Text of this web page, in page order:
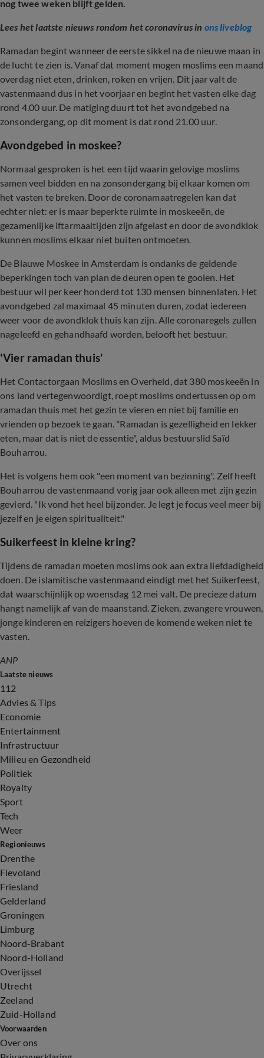
nog twee weken blijft gelden.
Lees het laatste nieuws rondom het coronavirus in ons liveblog
Ramadan begint wanneer de eerste sikkel na de nieuwe maan in
de lucht te zien is. Vanaf dat moment mogen moslims een maand
overdag niet eten, drinken, roken en vrijen. Dit jaar valt de
vastenmaand dus in het voorjaar en begint het vasten elke dag
rond 4.00 uur. De matiging duurt tot het avondgebed na
zonsondergang, op dit moment is dat rond 21.00 uur.
Avondgebed in moskee?
Normaal gesproken is het een tijd waarin gelovige moslims
samen veel bidden en na zonsondergang bij elkaar komen om
het vasten te breken. Door de coronamaatregelen kan dat
echter niet: er is maar beperkte ruimte in moskeeën, de
gezamenlijke iftarmaaltijden zijn afgelast en door de avondklok
kunnen moslims elkaar niet buiten ontmoeten.
De Blauwe Moskee in Amsterdam is ondanks de geldende
beperkingen toch van plan de deuren open te gooien. Het
bestuur wil per keer honderd tot 130 mensen binnenlaten. Het
avondgebed zal maximaal 45 minuten duren, zodat iedereen
weer voor de avondklok thuis kan zijn. Alle coronaregels zullen
nageleefd en gehandhaafd worden, belooft het bestuur.
'Vier ramadan thuis'
Het Contactorgaan Moslims en Overheid, dat 380 moskeeën in
ons land vertegenwoordigt, roept moslims ondertussen op om
ramadan thuis met het gezin te vieren en niet bij familie en
vrienden op bezoek te gaan. "Ramadan is gezelligheid en lekker
eten, maar dat is niet de essentie", aldus bestuurslid Saïd
Bouharrou.
Het is volgens hem ook "een moment van bezinning". Zelf heeft
Bouharrou de vastenmaand vorig jaar ook alleen met zijn gezin
gevierd. "Ik vond het heel bijzonder. Je legt je focus veel meer bij
jezelf en je eigen spiritualiteit."
Suikerfeest in kleine kring?
Tijdens de ramadan moeten moslims ook aan extra liefdadigheid
doen. De islamitische vastenmaand eindigt met het Suikerfeest,
dat waarschijnlijk op woensdag 12 mei valt. De precieze datum
hangt namelijk af van de maanstand. Zieken, zwangere vrouwen,
jonge kinderen en reizigers hoeven de komende weken niet te
vasten.
ANP
Laatste nieuws
112
Advies & Tips
Economie
Entertainment
Infrastructuur
Milieu en Gezondheid
Politiek
Royalty
Sport
Tech
Weer
Regionieuws
Drenthe
Flevoland
Friesland
Gelderland
Groningen
Limburg
Noord-Brabant
Noord-Holland
Overijssel
Utrecht
Zeeland
Zuid-Holland
Voorwaarden
Over ons